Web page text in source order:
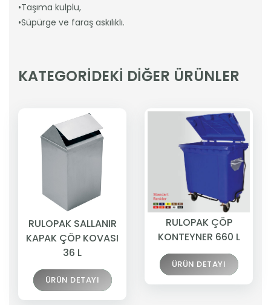
•Taşıma kulplu,
•Süpürge ve faraş askılıklı.
KATEGORİDEKİ DİĞER ÜRÜNLER
RULOPAK SALLANIR
KAPAK ÇÖP KOVASI
36 L
ÜRÜN DETAYI
RULOPAK ÇÖP
KONTEYNER 660 L
ÜRÜN DETAYI